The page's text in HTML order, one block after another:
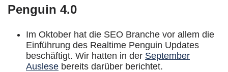
Penguin 4.0
Im Oktober hat die SEO Branche vor allem die
Einführung des Realtime Penguin Updates
beschäftigt. Wir hatten in der September
Auslese bereits darüber berichtet.